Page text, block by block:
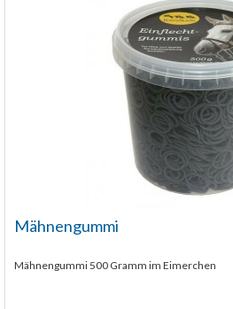
Mähnengummi
Mähnengummi 500 Gramm im Eimerchen